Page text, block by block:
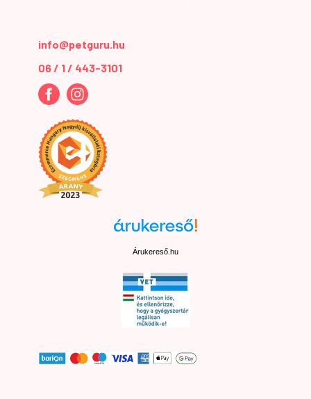
info@petguru.hu
06 / 1 / 443-3101
Árukereső.hu